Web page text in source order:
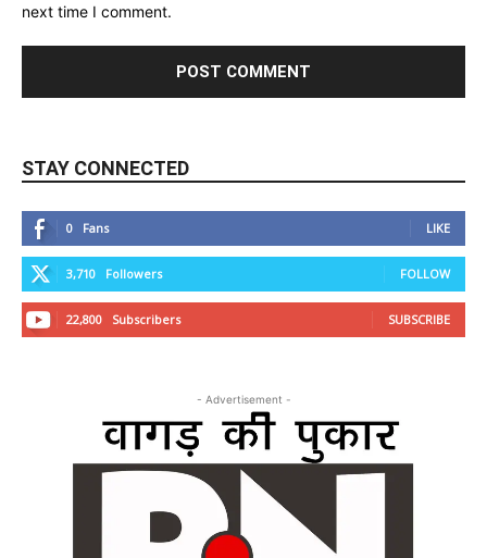
next time I comment.
STAY CONNECTED
0 Fans LIKE
3,710 Followers FOLLOW
22,800 Subscribers SUBSCRIBE
- Advertisement -